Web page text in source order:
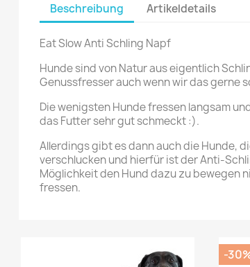
Beschreibung Artikeldetails
Eat Slow Anti Schling Napf
Hunde sind von Natur aus eigentlich
Genussfresser auch wenn wir das gerne
Die wenigsten Hunde fressen langsam
das Futter sehr gut schmeckt :).
Allerdings gibt es dann auch die Hunde,
verschlucken und hierfür ist der Anti-
Möglichkeit den Hund dazu zu bewegen
fressen.
-